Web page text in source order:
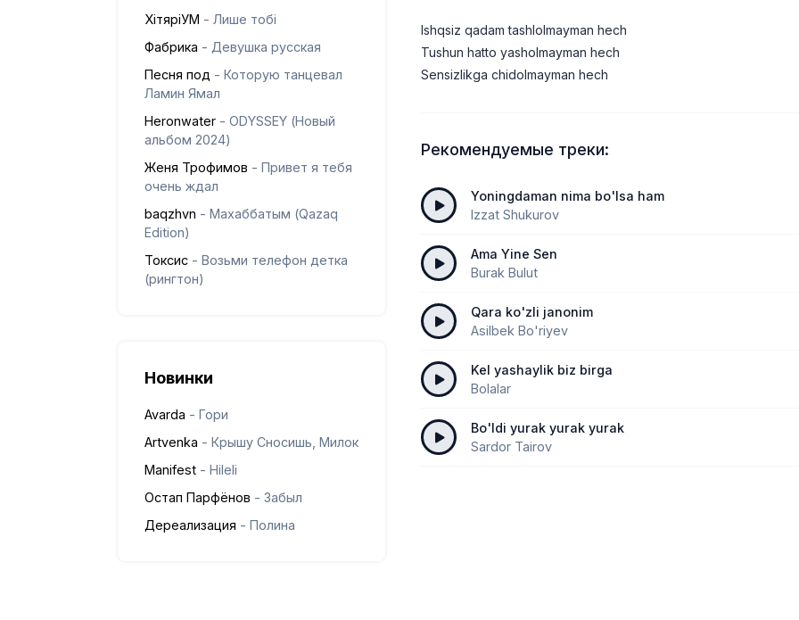
ХітяріУМ - Лише тобі
Фабрика - Девушка русская
Песня под - Которую танцевал
Ламин Ямал
Heronwater - ODYSSEY (Новый
альбом 2024)
Женя Трофимов - Привет я тебя
очень ждал
baqzhvn - Махаббатым (Qazaq
Edition)
Токсис - Возьми телефон детка
(рингтон)
Новинки
Avarda - Гори
Artvenka - Крышу Сносишь, Милок
Manifest - Hileli
Остап Парфёнов - Забыл
Дереализация - Полина
Ishqsiz qadam tashlolmayman hech
Tushun hatto yasholmayman hech
Sensizlikga chidolmayman hech
Рекомендуемые треки:
Yoningdaman nima bo'lsa ham
Izzat Shukurov
Ama Yine Sen
Burak Bulut
Qara ko'zli janonim
Asilbek Bo'riyev
Kel yashaylik biz birga
Bolalar
Bo'ldi yurak yurak yurak
Sardor Tairov